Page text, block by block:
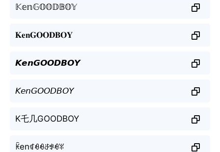
𝕂𝕖𝕟𝔾𝕆𝕆𝔻𝔹𝕆𝕐
𝐊𝐞𝐧𝐆𝐎𝐎𝐃𝐁𝐎𝐘
𝙆𝙚𝙣𝙂𝙊𝙊𝘿𝘽𝙊𝙔
𝘒𝘦𝘯𝘎𝘖𝘖𝘋𝘉𝘖𝘠
K乇几GOODBOY
ꀗenꁍꆂꆂꁕꃃꆂꐟ